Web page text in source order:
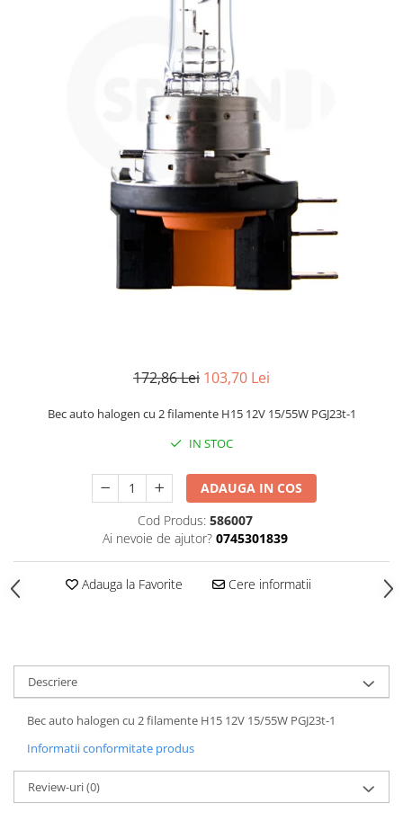
172,86 Lei 103,70 Lei
Bec auto halogen cu 2 filamente H15 12V 15/55W PGJ23t-1
IN STOC
ADAUGA IN COS
Cod Produs: 586007
Ai nevoie de ajutor? 0745301839
Adauga la Favorite Cere informatii
Descriere
Bec auto halogen cu 2 filamente H15 12V 15/55W PGJ23t-1
Informatii conformitate produs
Review-uri(0)